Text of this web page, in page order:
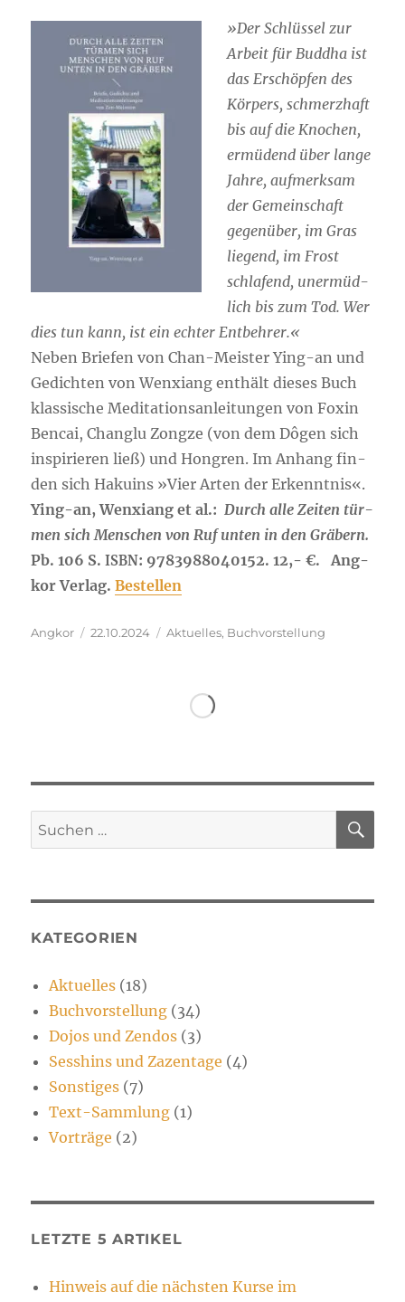
»Der Schlüs­sel zur
Arbeit für Bud­dha ist
das Erschöp­fen des
Kör­pers, schmerz­haft
bis auf die Kno­chen,
ermü­dend über lan­ge
Jah­re, auf­merk­sam
der Gemein­schaft
gegen­über, im Gras
lie­gend, im Frost
schla­fend, uner­müd­
lich bis zum Tod. Wer
dies tun kann, ist ein ech­ter Entbehrer.«
Neben Brie­fen von Chan-Meis­ter Ying-an und
Gedich­ten von Wenxiang ent­hält die­ses Buch
klas­si­sche Medi­ta­ti­ons­an­lei­tun­gen von Foxin
Ben­cai, Chan­g­lu Zongze (von dem Dôgen sich
inspi­rie­ren ließ) und Hon­gren. Im Anhang fin­
den sich Haku­ins »Vier Arten der Erkenntnis«.
Ying-an, Wenxiang et al.:Durch alle Zei­ten tür­
men sich Men­schen von Ruf unten in den Grä­bern.
Pb. 106 S.ISBN: 9783988040152. 12,- €. Ang­
kor Ver­lag.Bestel­len
Autor
Angkor
Veröffentlicht
22.10.2024 Kategorien
Aktuelles, Buchvorstellung
Suchen
nach:
KATEGORIEN
Aktuelles (18)
Buchvorstellung (34)
Dojos und Zendos (3)
Sesshins und Zazentage (4)
Sonstiges (7)
Text-Sammlung (1)
Vorträge (2)
LETZTE 5 ARTIKEL
Hinweis auf die nächsten Kurse im